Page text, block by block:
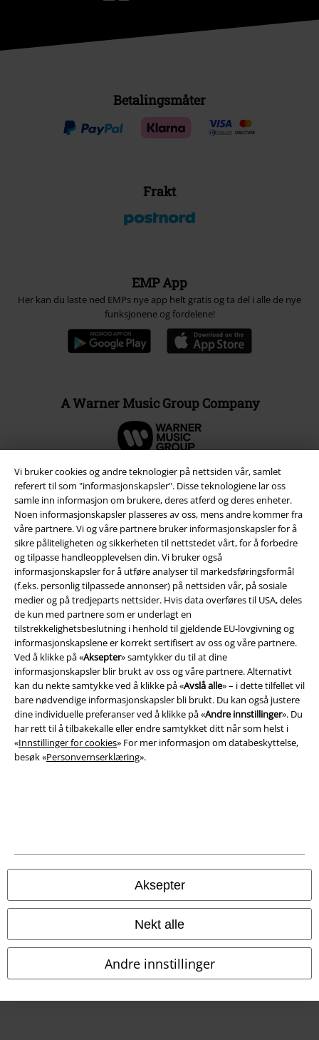
Vi bruker cookies og andre teknologier på nettsiden vår, samlet
referert til som "informasjonskapsler". Disse teknologiene lar oss
samle inn informasjon om brukere, deres atferd og deres enheter.
Noen informasjonskapsler plasseres av oss, mens andre kommer fra
våre partnere. Vi og våre partnere bruker informasjonskapsler for å
sikre påliteligheten og sikkerheten til nettstedet vårt, for å forbedre
og tilpasse handleopplevelsen din. Vi bruker også
informasjonskapsler for å utføre analyser til markedsføringsformål
(f.eks. personlig tilpassede annonser) på nettsiden vår, på sosiale
medier og på tredjeparts nettsider. Hvis data overføres til USA, deles
de kun med partnere som er underlagt en
tilstrekkelighetsbeslutning i henhold til gjeldende EU-lovgivning og
informasjonskapslene er korrekt sertifisert av oss og våre partnere.
Ved å klikke på «Aksepter» samtykker du til at dine
informasjonskapsler blir brukt av oss og våre partnere. Alternativt
kan du nekte samtykke ved å klikke på «Avslå alle» – i dette tilfellet vil
bare nødvendige informasjonskapsler bli brukt. Du kan også justere
dine individuelle preferanser ved å klikke på «Andre innstillinger». Du
har rett til å tilbakekalle eller endre samtykket ditt når som helst i
«Innstillinger for cookies» For mer informasjon om databeskyttelse,
besøk «Personvernserklæring».
Aksepter
Nekt alle
Andre innstillinger
Betalingsmåter
Frakt
EMP App
Her kan du laste ned EMPs nye app helt gratis og ta del i alle de nye
funksjonene og fordelene!
A Warner Music Group Company
Juridisk informasjon/Vilkår
Vilkår
Impressum
Konfidensialitetserklæring
Avfallshåndtering og miljøbeskyttelse
Samsvarserklæring
© 1986-2026 E.M.P. Merchandising HGmbH
EMP Online Shops